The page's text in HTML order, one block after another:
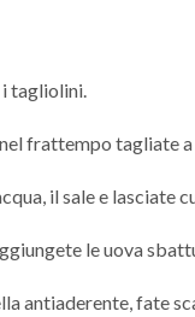
i tagliolini.
frattempo tagliate
il sale e lasciate
le uova
antiaderente, fate